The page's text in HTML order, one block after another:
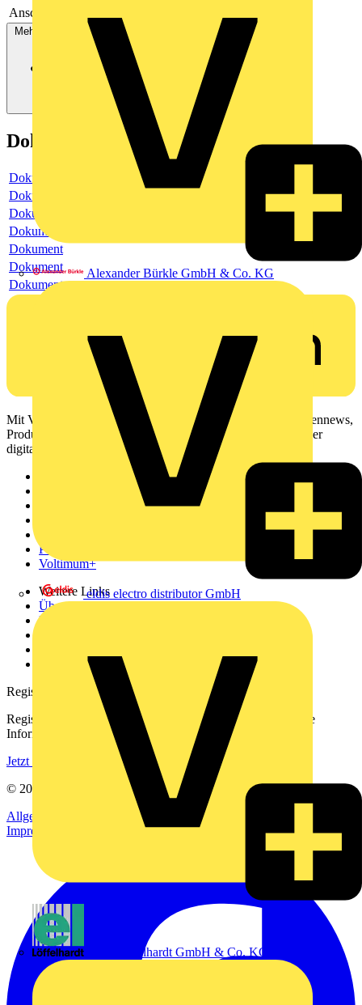
Alexander Bürkle GmbH & Co. KG
eldis electro distributor GmbH
Emil Löffelhardt GmbH & Co. KG
Anschlussart
Mehr anzeigen
Dokumente
Dokument
Dokument
Dokument
Dokument
Dokument
Dokument
Dokument
Mit Voltimum erhalten Elektrofachkräfte Zugang zu Branchennews,
Produktinformationen, Schulungen und Tools – alles auf einer
digitalen Plattform und Community.
Partner
Voltimum+
Weitere Links
Über uns
Kontakt
voltimum.com
Registrierung
Registrieren Sie sich kostenlos und erhalten Sie stets aktuelle
Informationen aus der Elektroindustrie.
Jetzt registrieren
© 2002-
Allgemeine Geschäftsbedingungen
Datenschutzerklärung
Impressum